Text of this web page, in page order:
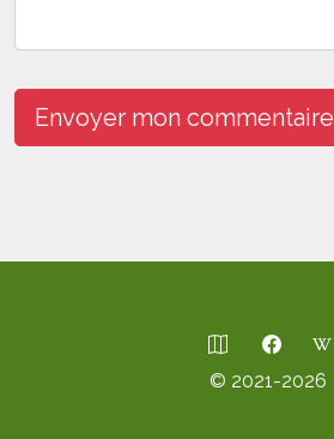
Envoyer mon commentaire
© 2021-2026